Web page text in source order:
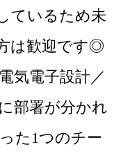
ているため未
は歓迎です◎
気電子設計／
部署が分かれ
た1つのチー